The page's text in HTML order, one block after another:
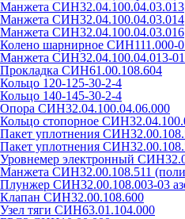
Манжета СИН32.04.100.04.03.013
Манжета СИН32.04.100.04.03.014
Манжета СИН32.04.100.04.03.016
Колено шарнирное СИН111.000-
Манжета СИН32.04.100.04.013-01
Прокладка СИН61.00.108.604
Кольцо 120-125-30-2-4
Кольцо 140-145-30-2-4
Опора СИН32.04.100.04.06.000
Кольцо стопорное
Пакет уплотнения
Пакет уплотнения
Уровнемер электронный
Манжета СИН32.00.108.511
Плунжер СИН32.00.108.003-03
Клапан СИН32.00.108.600
Узел тяги СИН63.01.104.000